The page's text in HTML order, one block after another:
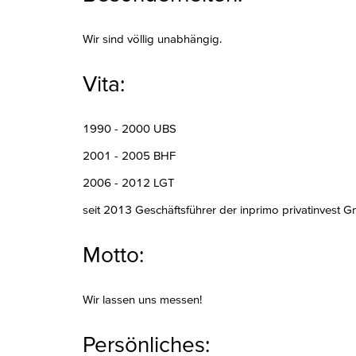
Wir sind völlig unabhängig.
Vita:
1990 - 2000 UBS
2001 - 2005 BHF
2006 - 2012 LGT
seit 2013 Geschäftsführer der inprimo privatinvest
Motto:
Wir lassen uns messen!
Persönliches: